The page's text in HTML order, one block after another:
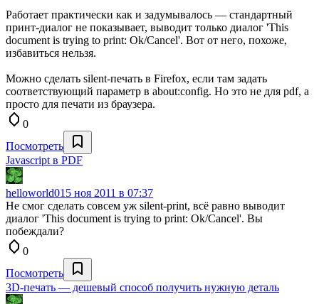
Работает практически как и задумывалось — стандартный
принт-диалог не показывает, выводит только диалог 'This
document is trying to print: Ok/Cancel'. Вот от него, похоже,
избавиться нельзя.
Можно сделать silent-печать в Firefox, если там задать
соответствующий параметр в about:config. Но это не для pdf, а
просто для печати из браузера.
0
Посмотреть
Javascript в PDF
helloworld015 ноя 2011 в 07:37
Не смог сделать совсем уж silent-print, всё равно выводит
диалог 'This document is trying to print: Ok/Cancel'. Вы
побеждали?
0
Посмотреть
3D-печать — дешевый способ получить нужную деталь